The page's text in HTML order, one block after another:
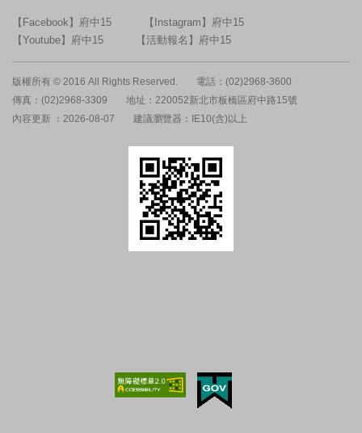
【Facebook】府中15
【Instagram】府中15
【Youtube】府中15
【活動報名】府中15
版權所有 © 2016 All Rights Reserved.
電話：(02)2968-3600
傳真：(02)2968-3309
地址：220052新北市板橋區府中路15號
內容更新 ：2026-08-07
建議瀏覽器：IE10(含)以上